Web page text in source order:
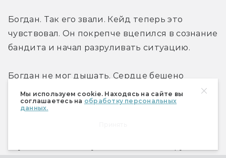
Мы используем cookie. Находясь на сайте вы
соглашаетесь на обработку персональных
данных.
Богдан. Так его звали. Кейд теперь это
чувствовал. Он покрепче вцепился в сознание
бандита и начал разруливать ситуацию.
Богдан не мог дышать. Сердце бешено
колотилось в груди. Кто-то залез ему в голову!
Прямо в голову!